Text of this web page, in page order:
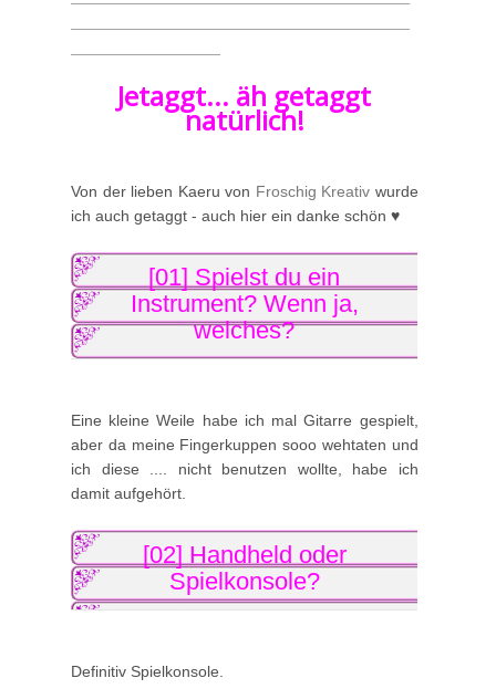
Jetaggt... äh getaggt
natürlich!
Von der lieben Kaeru von Froschig Kreativ wurde
ich auch getaggt - auch hier ein danke schön ♥
[01] Spielst du ein
Instrument? Wenn ja,
welches?
Eine kleine Weile habe ich mal Gitarre gespielt,
aber da meine Fingerkuppen sooo wehtaten und
ich diese .... nicht benutzen wollte, habe ich
damit aufgehört.
[02] Handheld oder
Spielkonsole?
Definitiv Spielkonsole.